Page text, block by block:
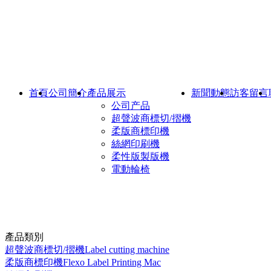
首頁公司簡介產品展示
公司产品
超聲波商標切/摺機
柔版商標印機
絲網印刷機
柔性版製版機
電動輪椅
新聞動態訪客留言
產品類別
超聲波商標切/摺機Label cutting machine
柔版商標印機Flexo Label Printing Mac